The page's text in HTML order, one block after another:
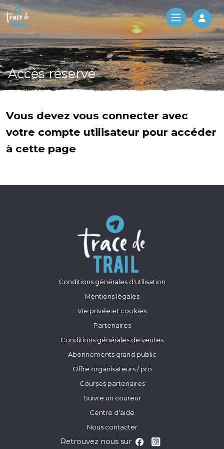
Log
Accès réservé
Vous devez vous connecter avec
votre compte utilisateur pour accéder
à cette page
Conditions générales d'utilisation
Mentions légales
Vie privée et cookies
Partenaires
Conditions générales de ventes
Abonnements grand public
Offre organisateurs / pro
Courses partenaires
Suivre un coureur
Centre d'aide
Nous contacter
Retrouvez nous sur